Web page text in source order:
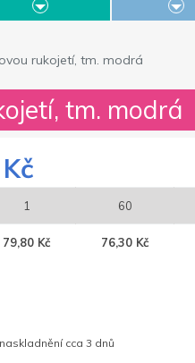
rukojetí, tm. modrá
tm. modrá
1 60
79,80 Kč 76,30 Kč
cca 3 dnů